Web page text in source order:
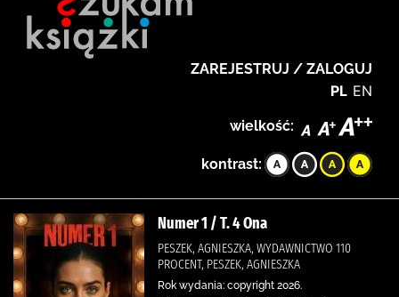
ZAREJESTRUJ / ZALOGUJ
PL EN
wielkość:
kontrast:
Numer 1 / T. 4 Ona
PESZEK, AGNIESZKA, WYDAWNICTWO 110
PROCENT, PESZEK, AGNIESZKA
Rok wydania: copyright 2026.